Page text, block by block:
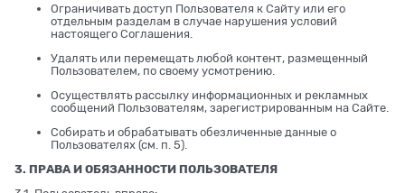
Ограничивать доступ Пользователя к Сайту или его
отдельным разделам в случае нарушения условий
настоящего Соглашения.
Удалять или перемещать любой контент, размещенный
Пользователем, по своему усмотрению.
Осуществлять рассылку информационных и рекламных
сообщений Пользователям, зарегистрированным на Сайте.
Собирать и обрабатывать обезличенные данные о
Пользователях (см. п. 5).
3. ПРАВА И ОБЯЗАННОСТИ ПОЛЬЗОВАТЕЛЯ